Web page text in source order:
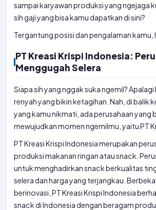
sampai karyawan produksi yang ngejaga
sih gaji yang bisa kamu dapatkan di sini?
Tergantung posisi dan pengalaman kamu,
PT Kreasi Krispi Indonesia:
Menggugah Selera
Siapa sih yang nggak suka ngemil?
renyah yang bikin ketagihan. Nah, di balik
yang kamu nikmati, ada perusahaan yang
mewujudkan momen ngemilmu, yaitu PT
PT Kreasi Krispi Indonesia merupakan
produksi makanan ringan atau snack.
untuk menghadirkan snack berkualitas
selera dan harga yang terjangkau.
berinovasi, PT Kreasi Krispi Indonesia
snack di Indonesia dengan beragam